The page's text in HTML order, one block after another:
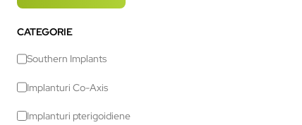
CATEGORIE
Southern Implants
Implanturi Co-Axis
Implanturi pterigoidiene